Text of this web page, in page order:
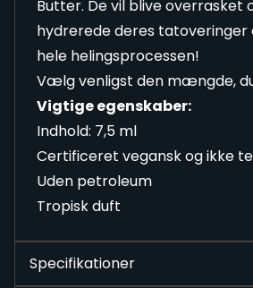
Butter. De vil blive overrasket
hydrerede deres tatoveringer
hele helingsprocessen!
Vælg venligst den mængde,
Vigtige egenskaber:
Indhold: 7,5 ml
Certificeret vegansk og ikke
Uden petroleum
Tropisk duft
Specifikationer